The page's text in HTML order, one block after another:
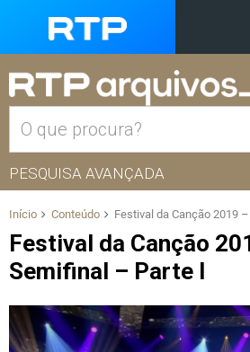
PESQUISA AVANÇADA
Início Conteúdo Festival da Canção 2019
Festival da Canção
Semifinal – Parte I